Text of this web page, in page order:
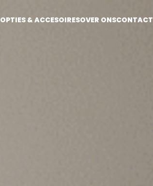
OPTIES & ACCESOIRESOVER ONSCONTACT